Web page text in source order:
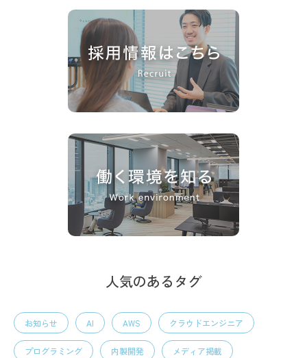
人気のあるタグ
お知らせ AI AWS クラウドエンジニア
プログラミング 内製開発 メディア掲載